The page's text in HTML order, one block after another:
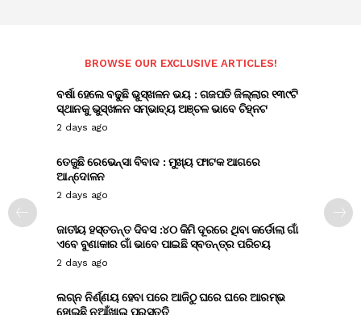
BROWSE OUR EXCLUSIVE ARTICLES!
ବର୍ଷା ହେଲେ ବଢୁଛି ଭୁସ୍ଖଳନ ଭୟ : ଗଜପତି ଜିଲ୍ଲାର ୧୩୯ଟି
ସ୍ଥାନକୁ ଭୁସ୍ଖଳନ ସମ୍ଭାବ୍ୟ ଅଞ୍ଚଳ ଭାବେ ଚିହ୍ନଟ
2 days ago
ତେଜୁଛି ରେଭେନ୍ସା ବିବାଦ : ମୁଖ୍ୟ ଫାଟକ ଆଗରେ
ଆନ୍ଦୋଳନ
2 days ago
ଜାତୀୟ ହସ୍ତତନ୍ତ ଦିବସ :୪୦ କିମି ଦୂରରେ ଥିବା କର୍ଡୋଲା ଗାଁ
ଏବେ ବୁଣାକାର ଗାଁ ଭାବେ ପାଇଛି ସ୍ବତନ୍ତ୍ର ପରିଚୟ
2 days ago
ଲଗ୍ନ ନିର୍ଣ୍ଣୟ ହେବା ପରେ ଆଜିଠୁ ଘରେ ଘରେ ଆରମ୍ଭ
ହୋଇଛି ନୁଆଁଖାଇ ପ୍ରସ୍ତୁତି